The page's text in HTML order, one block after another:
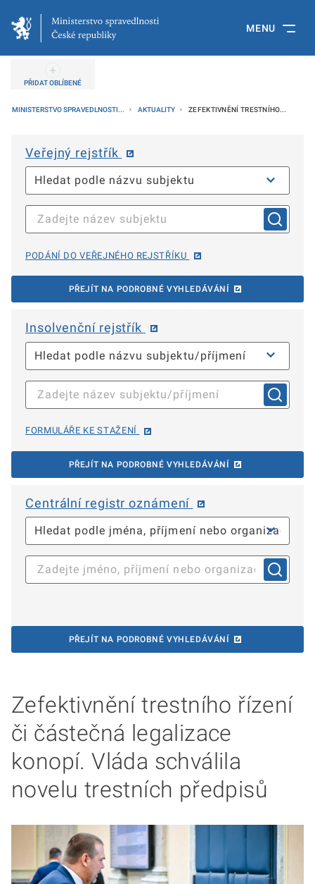
MENU
PŘIDAT OBLÍBENÉ
MINISTERSTVO SPRAVEDLNOSTI... AKTUALITY ZEFEKTIVNĚNÍ TRESTNÍHO...
Veřejný rejstřík
PODÁNÍ DO VEŘEJNÉHO REJSTŘÍKU
PŘEJÍT NA PODROBNÉ VYHLEDÁVÁNÍ
Insolvenční rejstřík
FORMULÁŘE KE STAŽENÍ
PŘEJÍT NA PODROBNÉ VYHLEDÁVÁNÍ
Centrální registr oznámení
PŘEJÍT NA PODROBNÉ VYHLEDÁVÁNÍ
Zefektivnění trestního řízení
či částečná legalizace
konopí. Vláda schválila
novelu trestních předpisů